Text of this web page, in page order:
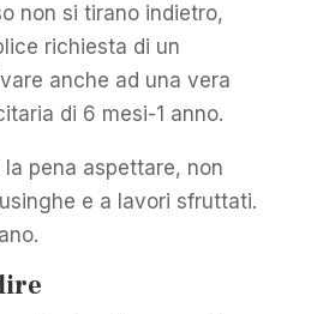
non si tirano indietro,
richiesta di un
anche ad una vera
di 6 mesi-1 anno.
pena aspettare, non
e a lavori sfruttati.